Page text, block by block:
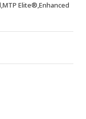
Elite®,Enhanced